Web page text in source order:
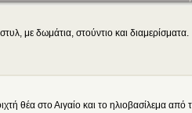
με δωμάτια, στούντιο και διαμερίσματα.
θέα στο Αιγαίο και το ηλιοβασίλεμα από